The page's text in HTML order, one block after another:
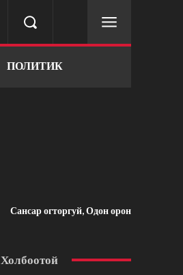
ПОЛИТИК
Сансар огторгуй, Одон орон
Холбоотой